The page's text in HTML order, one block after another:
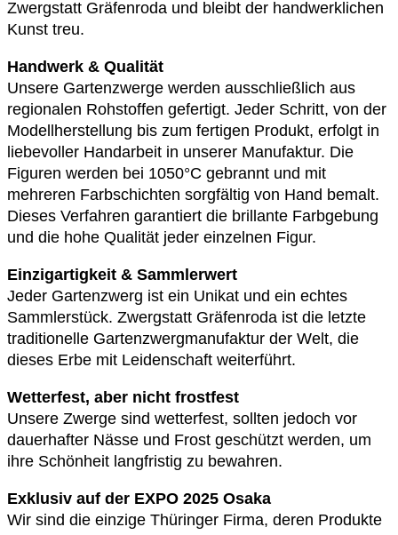
Zwergstatt Gräfenroda und bleibt der handwerklichen
Kunst treu.
Handwerk & Qualität
Unsere Gartenzwerge werden ausschließlich aus
regionalen Rohstoffen gefertigt. Jeder Schritt, von der
Modellherstellung bis zum fertigen Produkt, erfolgt in
liebevoller Handarbeit in unserer Manufaktur. Die
Figuren werden bei 1050°C gebrannt und mit
mehreren Farbschichten sorgfältig von Hand bemalt.
Dieses Verfahren garantiert die brillante Farbgebung
und die hohe Qualität jeder einzelnen Figur.
Einzigartigkeit & Sammlerwert
Jeder Gartenzwerg ist ein Unikat und ein echtes
Sammlerstück. Zwergstatt Gräfenroda ist die letzte
traditionelle Gartenzwergmanufaktur der Welt, die
dieses Erbe mit Leidenschaft weiterführt.
Wetterfest, aber nicht frostfest
Unsere Zwerge sind wetterfest, sollten jedoch vor
dauerhafter Nässe und Frost geschützt werden, um
ihre Schönheit langfristig zu bewahren.
Exklusiv auf der EXPO 2025 Osaka
Wir sind die einzige Thüringer Firma, deren Produkte